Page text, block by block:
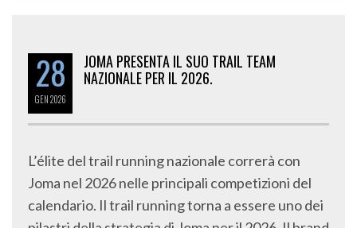
28
GEN2026
JOMA PRESENTA IL SUO TRAIL TEAM
NAZIONALE PER IL 2026.
L’élite del trail running nazionale correrà con
Joma nel 2026 nelle principali competizioni del
calendario. Il trail running torna a essere uno dei